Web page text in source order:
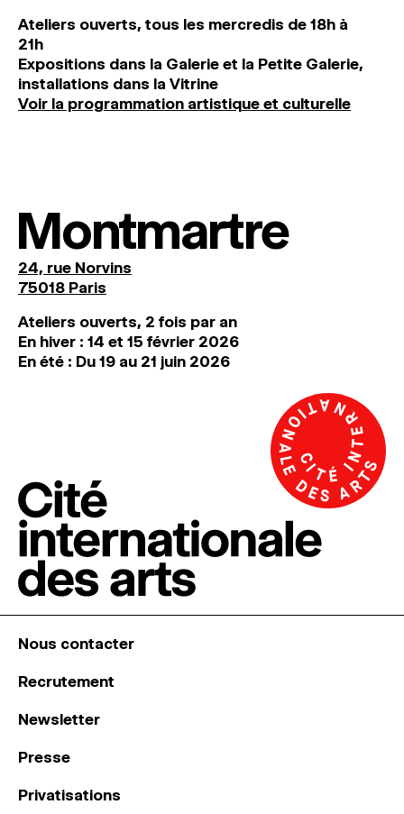
Ateliers ouverts, tous les mercredis de 18h à
21h
Expositions dans la Galerie et la Petite Galerie,
installations dans la Vitrine
Voir la programmation artistique et culturelle
Montmartre
24, rue Norvins
75018 Paris
Ateliers ouverts, 2 fois par an
En hiver : 14 et 15 février 2026
En été : Du 19 au 21 juin 2026
Nous contacter
Recrutement
Newsletter
Presse
Privatisations